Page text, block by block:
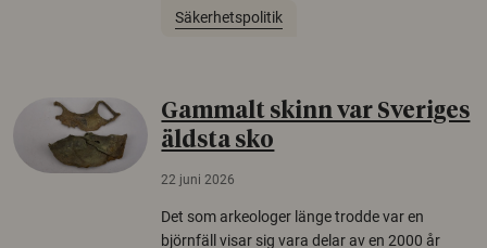
Säkerhetspolitik
Gammalt skinn var Sveriges
äldsta sko
22 juni 2026
Det som arkeologer länge trodde var en
björnfäll visar sig vara delar av en 2000 år